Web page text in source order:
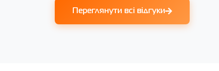
Переглянути всі відгуки